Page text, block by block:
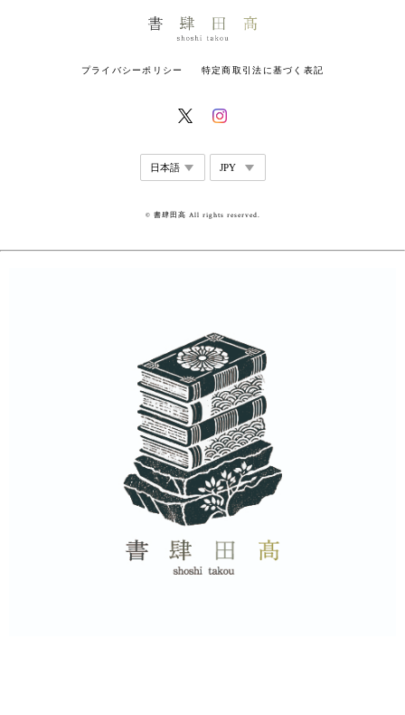
プライバシーポリシー 特定商取引法に基づく表記
© 書肆田高 All rights reserved.